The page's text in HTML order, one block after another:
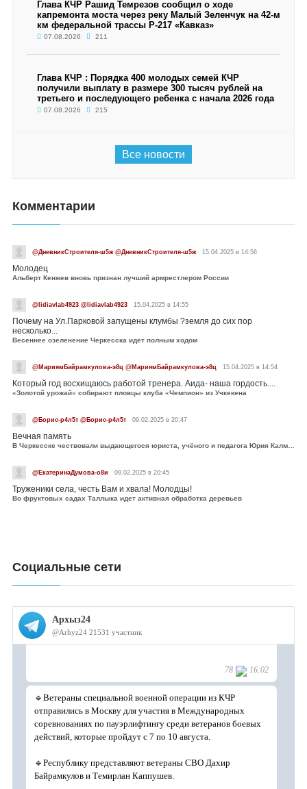
Глава КЧР Рашид Темрезов сообщил о ходе
капремонта моста через реку Малый Зеленчук на 42-м
км федеральной трассы Р-217 «Кавказ»
07.08.2026 211
Глава КЧР : Порядка 400 молодых семей КЧР
получили выплату в размере 300 тысяч рублей на
третьего и последующего ребенка с начала 2026 года
07.08.2026 215
Все новости
Комментарии
@ДневникСтроителя-ш5ж @ДневникСтроителя-ш5ж 15.04.2025 в 14:56
Молодец
Альберт Кенжев вновь признан лучший армрестлером России
@lidiavlab4923 @lidiavlab4923 15.04.2025 в 14:55
Почему на Ул.Парковой запущены клумбы ?земля до сих пор
несколько...
Весеннее озеленение Черкесска идет полным ходом
@МариямБайрамкулова-э8ц @МариямБайрамкулова-э8ц 15.04.2025 в 14:54
Который год восхищаюсь работой тренера. Аида- наша гордость....
«Золотой урожай» собирают пловцы клуба «Чемпион» из Учкекена
@Борис-р4л5т @Борис-р4л5т 09.02.2025 в 20:47
Вечная память
В Черкесске чествовали выдающегося юриста, учёного и педагога Юрия Калмыкова
@ЕкатеринаДумова-о8и 09.02.2025 в 20:45
Труженики села, честь Вам и хвала! Молодцы!
Во фруктовых садах Таллыка идет активная обработка деревьев
Социальные сети